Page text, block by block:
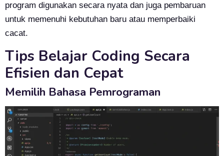
program digunakan secara nyata dan juga pembaruan
untuk memenuhi kebutuhan baru atau memperbaiki
cacat.
Tips Belajar Coding Secara
Efisien dan Cepat
Memilih Bahasa Pemrograman